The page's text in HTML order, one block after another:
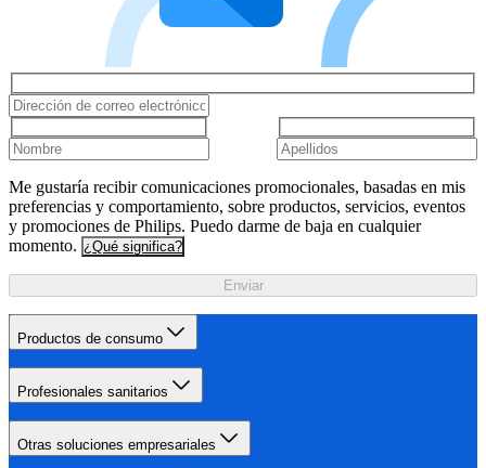
Me gustaría recibir comunicaciones promocionales, basadas en mis
preferencias y comportamiento, sobre productos, servicios, eventos
y promociones de Philips. Puedo darme de baja en cualquier
momento. ¿Qué significa?
Enviar
Productos de consumo
Profesionales sanitarios
Otras soluciones empresariales